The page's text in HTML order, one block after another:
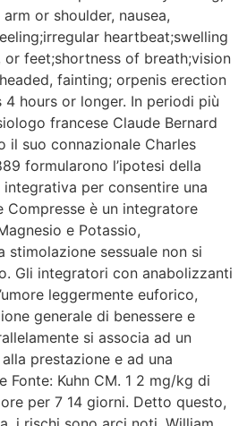
or shoulder, nausea,
heartbeat;swelling
or feet;shortness of breath;vision
fainting; orpenis erection
hours or longer. In periodi più
francese Claude Bernard
il suo connazionale Charles
formularono l’ipotesi della
per consentire una
Compresse è un integratore
e Potassio,
stimolazione sessuale non si
Gli integratori con anabolizzanti
leggermente euforico,
generale di benessere e
si associa ad un
prestazione e ad una
Fonte: Kuhn CM. 1 2 mg/kg di
per 7 14 giorni. Detto questo,